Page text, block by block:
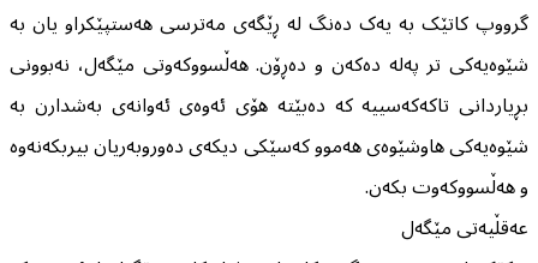
گرووپ کاتێک بە یەک دەنگ لە ڕێگەی مەترسی هەستپێکراو یان بە
شێوەیەکی تر پەلە دەکەن و دەڕۆن. هەڵسووکەوتی مێگەل، نەبوونی
بڕیاردانی تاکەکەسییە کە دەبێتە هۆی ئەوەی ئەوانەی بەشدارن بە
شێوەیەکی هاوشێوەی هەموو کەسێکی دیکەی دەوروبەریان بیربکەنەوە
و هەڵسووکەوت بکەن.
عەقڵیەتی مێگەل